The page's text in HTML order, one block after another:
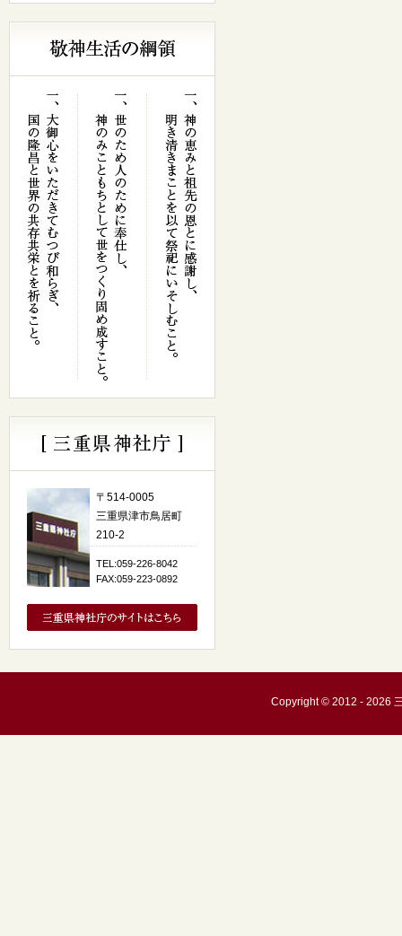
〒514-0005
三重県津市鳥居町
210-2
TEL:059-226-8042
FAX:059-223-0892
Copyright © 2012 - 2026